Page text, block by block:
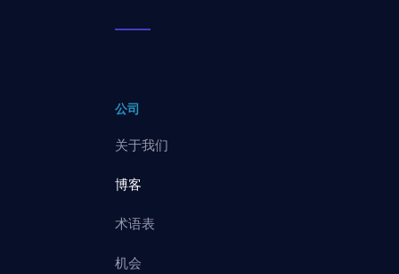
公司
关于我们
博客
术语表
机会